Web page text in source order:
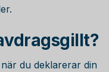
du deklarerar din